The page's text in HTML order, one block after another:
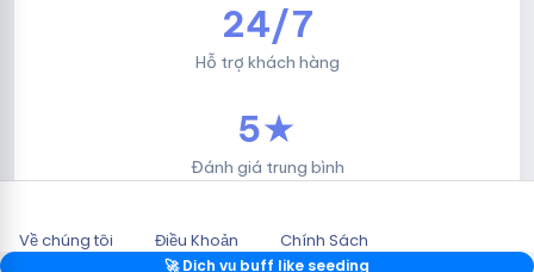
Về chúng tôi Điều Khoản
Chính Sách
2026 © HOTLIKESHOP.NET.
24/7
Hỗ trợ khách hàng
5★
Đánh giá trung bình
🚀 Dịch vụ buff like seeding